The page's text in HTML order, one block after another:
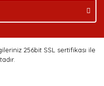
256bit SSL sertifikası ile